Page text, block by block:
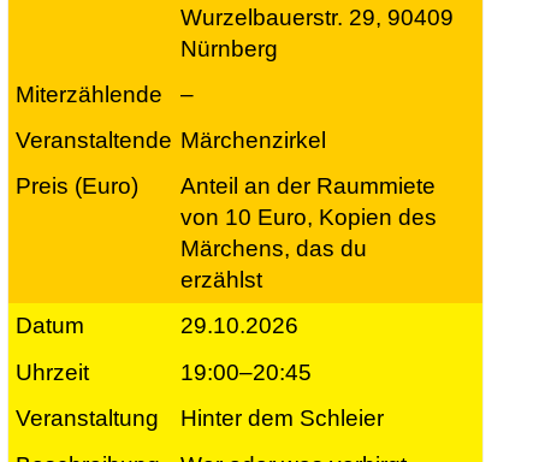
Wurzelbauerstr. 29, 90409
Nürnberg
–
Märchenzirkel
Anteil an der Raummiete
von 10 Euro, Kopien des
Märchens, das du
erzählst
29.10.2026
19:00–20:45
Hinter dem Schleier